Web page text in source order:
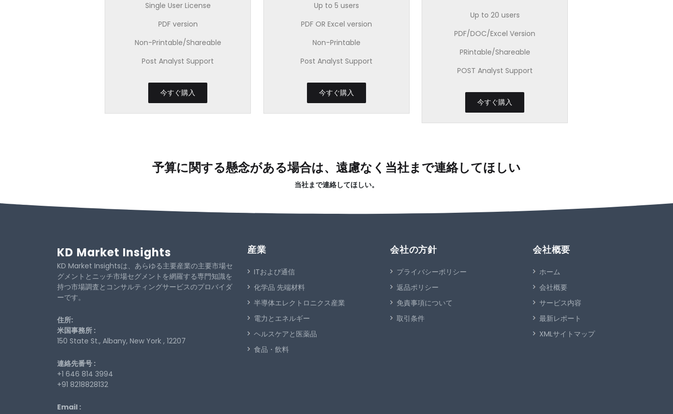
Single User License
PDF version
Non-Printable/Shareable
Post Analyst Support
今すぐ購入
Up to 5 users
PDF OR Excel version
Non-Printable
Post Analyst Support
今すぐ購入
Up to 20 users
PDF/DOC/Excel Version
PRintable/Shareable
POST Analyst Support
今すぐ購入
予算に関する懸念がある場合は、遠慮なく当社まで連絡してほしい
当社まで連絡してほしい。
KD Market Insights
KD Market Insightsは、あらゆる主要産業の主要市場セ
グメントとニッチ市場セグメントを網羅する専門知識を
持つ市場調査とコンサルティングサービスのプロバイダ
ーです。
住所:
米国事務所 :
150 State St., Albany, New York , 12207
連絡先番号 :
+1 646 814 3994
+91 8218828132
Email :
産業
ITおよび通信
化学品 先端材料
半導体エレクトロニクス産業
電力とエネルギー
ヘルスケアと医薬品
食品・飲料
会社の方針
プライバシーポリシー
返品ポリシー
免責事項について
取引条件
会社概要
ホーム
会社概要
サービス内容
最新レポート
XMLサイトマップ